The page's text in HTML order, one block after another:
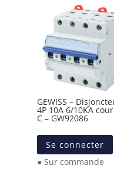
GEWISS –
4P 10A 6/10KA
C – GW92086
Se connecter
● Sur commande